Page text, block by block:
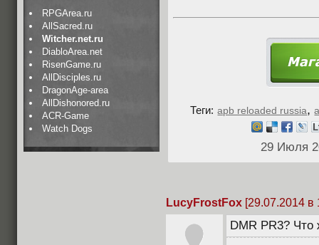
RPGArea.ru
AllSacred.ru
Witcher.net.ru
DiabloArea.net
RisenGame.ru
AllDisciples.ru
DragonAge-area
AllDishonored.ru
ACR-Game
Watch Dogs
Теги: apb reloaded russia,
29 Июля
LucyFrostFox [29.07.2014 в
DMR PR3? Что